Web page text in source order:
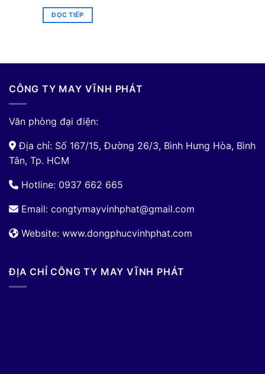
ĐỌC TIẾP
CÔNG TY MAY VĨNH PHÁT
Văn phòng đại điện:
Địa chỉ: Số 167/15, Đường 26/3, Bình Hưng Hòa, Bình
Tân, Tp. HCM
Hotline: 0937 662 665
Email: congtymayvinhphat@gmail.com
Website: www.dongphucvinhphat.com
ĐỊA CHỈ CÔNG TY MAY VĨNH PHÁT